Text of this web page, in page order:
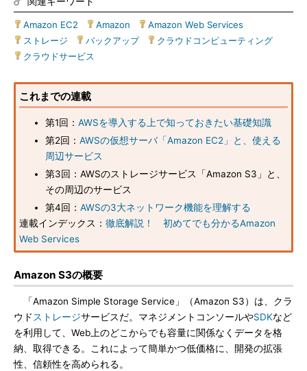
Amazon EC2 Amazon Amazon Web Services
ストレージ
バックアップ| クラウドコンピューティング
クラウドサービス
これまでの連載
第1回： AWSを導入する上で知っておきたい基礎知識
第2回： AWSの仮想サーバ「Amazon EC2」と、使える
周辺サービス
第3回：AWSのストレージサービス「Amazon S3」と、
その周辺のサービス
第4回： AWSの3大ネットワーク機能を理解する
連載インデックス： 徹底解説！ 初めてでも分かるAmazon
Web Services
Amazon S3の概要
「Amazon Simple Storage Service」（Amazon S3）は、クラ
ウド ストレージサービスだ。マネジメントコンソールやSDKなど
を利用して、Web上のどこからでも容量に関係なくデータを格
納、取得できる。これによって簡単かつ低価格に、開発の拡張
性、信頼性を高められる。